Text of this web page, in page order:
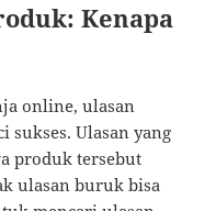
Kenapa
online, ulasan
sukses. Ulasan yang
produk tersebut
ulasan buruk bisa